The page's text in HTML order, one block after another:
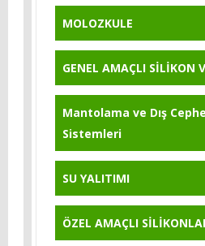
KB-Flex 200
Polysil TG 500 - 5 Kg.
Yıldırım Tozu 5 Kg
KB-Pur 215 - BEYAZ /
KB-Pur 751
KB-Pur 570
KB-Pur 222
KB-Pur 2K Topcoat
MOLOZKULE
GENEL AMAÇLI SİLİKON
Mantolama ve Dış Cephe
Sistemleri
SU YALITIMI
ÖZEL AMAÇLI